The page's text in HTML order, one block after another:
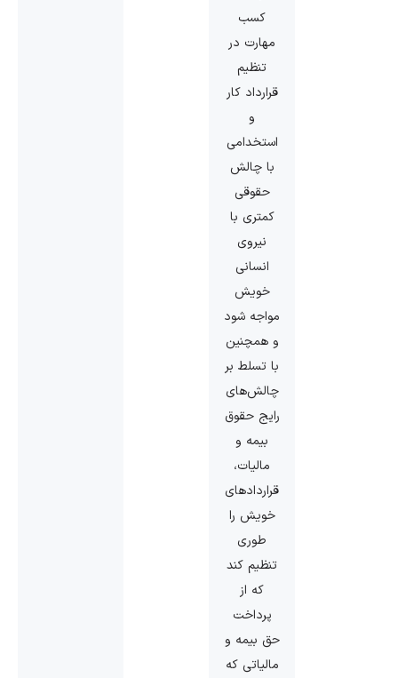
کسب
مهارت در
تنظیم
قرارداد کار
و
استخدامی
با چالش
حقوقی
کمتری با
نیروی
انسانی
خویش
مواجه شود
و همچنین
با تسلط بر
چالش‌های
رایج حقوق
بیمه و
مالیات،
قراردادهای
خویش را
طوری
تنظیم کند
که از
پرداخت
حق بیمه و
مالیاتی که